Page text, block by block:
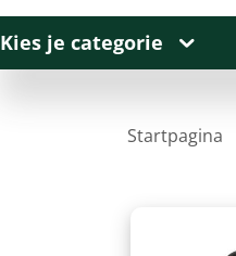
Kies je categorie
Startpagina